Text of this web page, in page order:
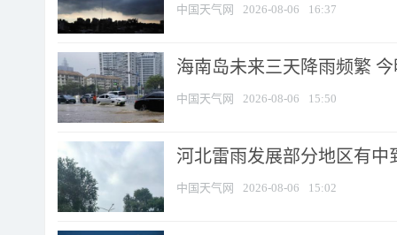
中国天气网 2026-08-06 16:37
海南岛未来三天降雨频繁
中国天气网 2026-08-06 15:50
河北雷雨发展部分地区有中
中国天气网 2026-08-06 15:02